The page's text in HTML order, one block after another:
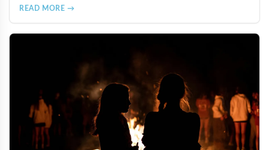
便困難以及頭暈伴隨耳鳴等症狀，幫助您及早發現腎髒疾病的
READ MORE →